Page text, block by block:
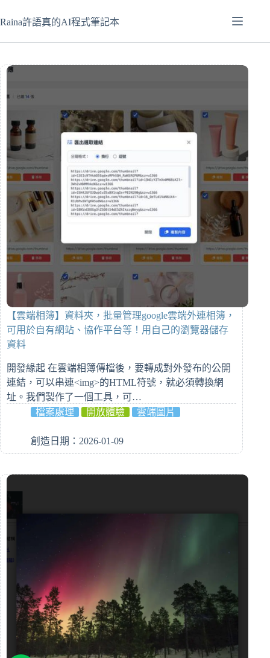
至
內
容
Raina許語真的AI程式筆記本
【雲端相簿】資料夾，批量管理google雲端外連相簿，
可用於自有網站、協作平台等！用自己的瀏覽器儲存
資料
開發緣起 在雲端相簿傳檔後，要轉成對外發布的公開
連結，可以串連<img>的HTML符號，就必須轉換網
址。我們製作了一個工具，可…
檔案處理
開放體驗 雲端圖片
創造日期：2026-01-09